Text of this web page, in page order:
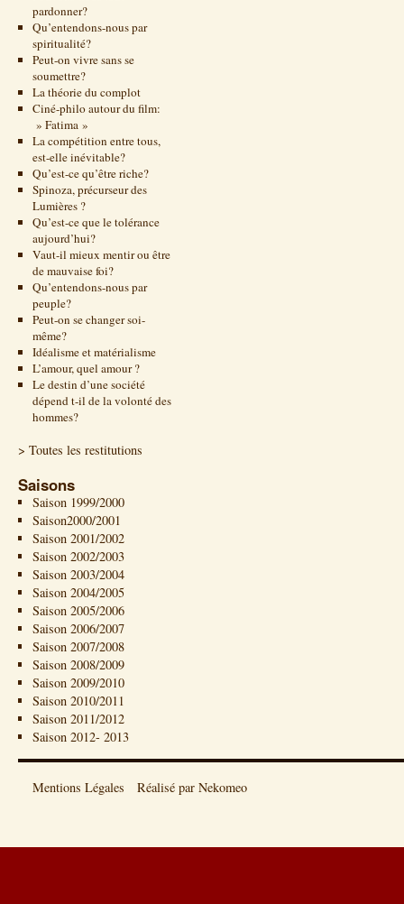
pardonner?
Qu’entendons-nous par
spiritualité?
Peut-on vivre sans se
soumettre?
La théorie du complot
Ciné-philo autour du film:
» Fatima »
La compétition entre tous,
est-elle inévitable?
Qu’est-ce qu’être riche?
Spinoza, précurseur des
Lumières ?
Qu’est-ce que le tolérance
aujourd’hui?
Vaut-il mieux mentir ou être
de mauvaise foi?
Qu’entendons-nous par
peuple?
Peut-on se changer soi-
même?
Idéalisme et matérialisme
L’amour, quel amour ?
Le destin d’une société
dépend t-il de la volonté des
hommes?
> Toutes les restitutions
Saisons
Saison 1999/2000
Saison2000/2001
Saison 2001/2002
Saison 2002/2003
Saison 2003/2004
Saison 2004/2005
Saison 2005/2006
Saison 2006/2007
Saison 2007/2008
Saison 2008/2009
Saison 2009/2010
Saison 2010/2011
Saison 2011/2012
Saison 2012- 2013
Mentions Légales Réalisé par Nekomeo